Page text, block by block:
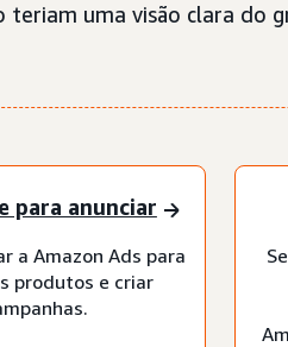
teriam uma visão clara do
para anunciar
a Amazon Ads para
produtos e criar